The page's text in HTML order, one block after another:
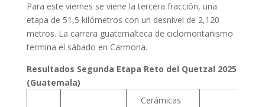
Para este viernes se viene la tercera fracción, una
etapa de 51,5 kilómetros con un desnivel de 2,120
metros. La carrera guatemalteca de ciclomontañismo
termina el sábado en Carmona.
Resultados Segunda Etapa Reto del Quetzal 2025
(Guatemala)
Cerámicas